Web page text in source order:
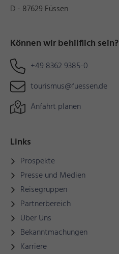
D - 87629 Füssen
Können wir behilflich sein?
+49 8362 9385-0
tourismus@fuessen.de
Anfahrt planen
Links
Prospekte
Presse und Medien
Reisegruppen
Partnerbereich
Über Uns
Bekanntmachungen
Karriere